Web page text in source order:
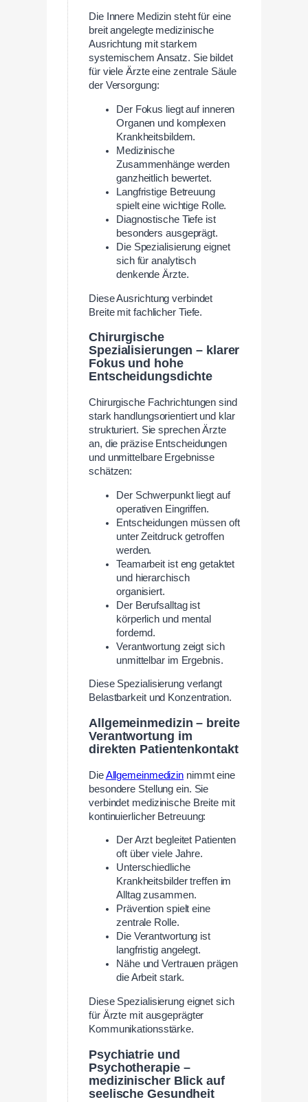
Die Innere Medizin steht für eine
breit angelegte medizinische
Ausrichtung mit starkem
systemischem Ansatz. Sie bildet
für viele Ärzte eine zentrale Säule
der Versorgung:
Der Fokus liegt auf inneren
Organen und komplexen
Krankheitsbildern.
Medizinische
Zusammenhänge werden
ganzheitlich bewertet.
Langfristige Betreuung
spielt eine wichtige Rolle.
Diagnostische Tiefe ist
besonders ausgeprägt.
Die Spezialisierung eignet
sich für analytisch
denkende Ärzte.
Diese Ausrichtung verbindet
Breite mit fachlicher Tiefe.
Chirurgische
Spezialisierungen – klarer
Fokus und hohe
Entscheidungsdichte
Chirurgische Fachrichtungen sind
stark handlungsorientiert und klar
strukturiert. Sie sprechen Ärzte
an, die präzise Entscheidungen
und unmittelbare Ergebnisse
schätzen:
Der Schwerpunkt liegt auf
operativen Eingriffen.
Entscheidungen müssen oft
unter Zeitdruck getroffen
werden.
Teamarbeit ist eng getaktet
und hierarchisch
organisiert.
Der Berufsalltag ist
körperlich und mental
fordernd.
Verantwortung zeigt sich
unmittelbar im Ergebnis.
Diese Spezialisierung verlangt
Belastbarkeit und Konzentration.
Allgemeinmedizin – breite
Verantwortung im
direkten Patientenkontakt
DieAllgemeinmedizin nimmt eine
besondere Stellung ein. Sie
verbindet medizinische Breite mit
kontinuierlicher Betreuung:
Der Arzt begleitet Patienten
oft über viele Jahre.
Unterschiedliche
Krankheitsbilder treffen im
Alltag zusammen.
Prävention spielt eine
zentrale Rolle.
Die Verantwortung ist
langfristig angelegt.
Nähe und Vertrauen prägen
die Arbeit stark.
Diese Spezialisierung eignet sich
für Ärzte mit ausgeprägter
Kommunikationsstärke.
Psychiatrie und
Psychotherapie –
medizinischer Blick auf
seelische Gesundheit